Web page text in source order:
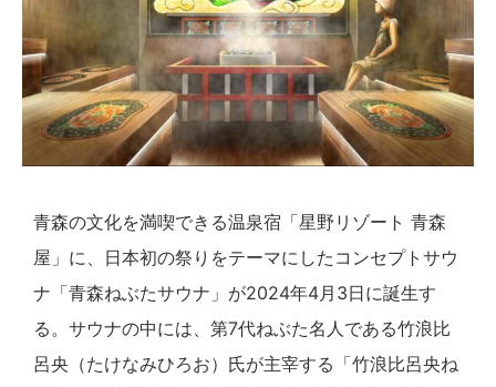
青森の文化を満喫できる温泉宿「星野リゾート 青森
屋」に、日本初の祭りをテーマにしたコンセプトサウ
ナ「青森ねぶたサウナ」が2024年4月3日に誕生す
る。サウナの中には、第7代ねぶた名人である竹浪比
呂央（たけなみひろお）氏が主宰する「竹浪比呂央ね